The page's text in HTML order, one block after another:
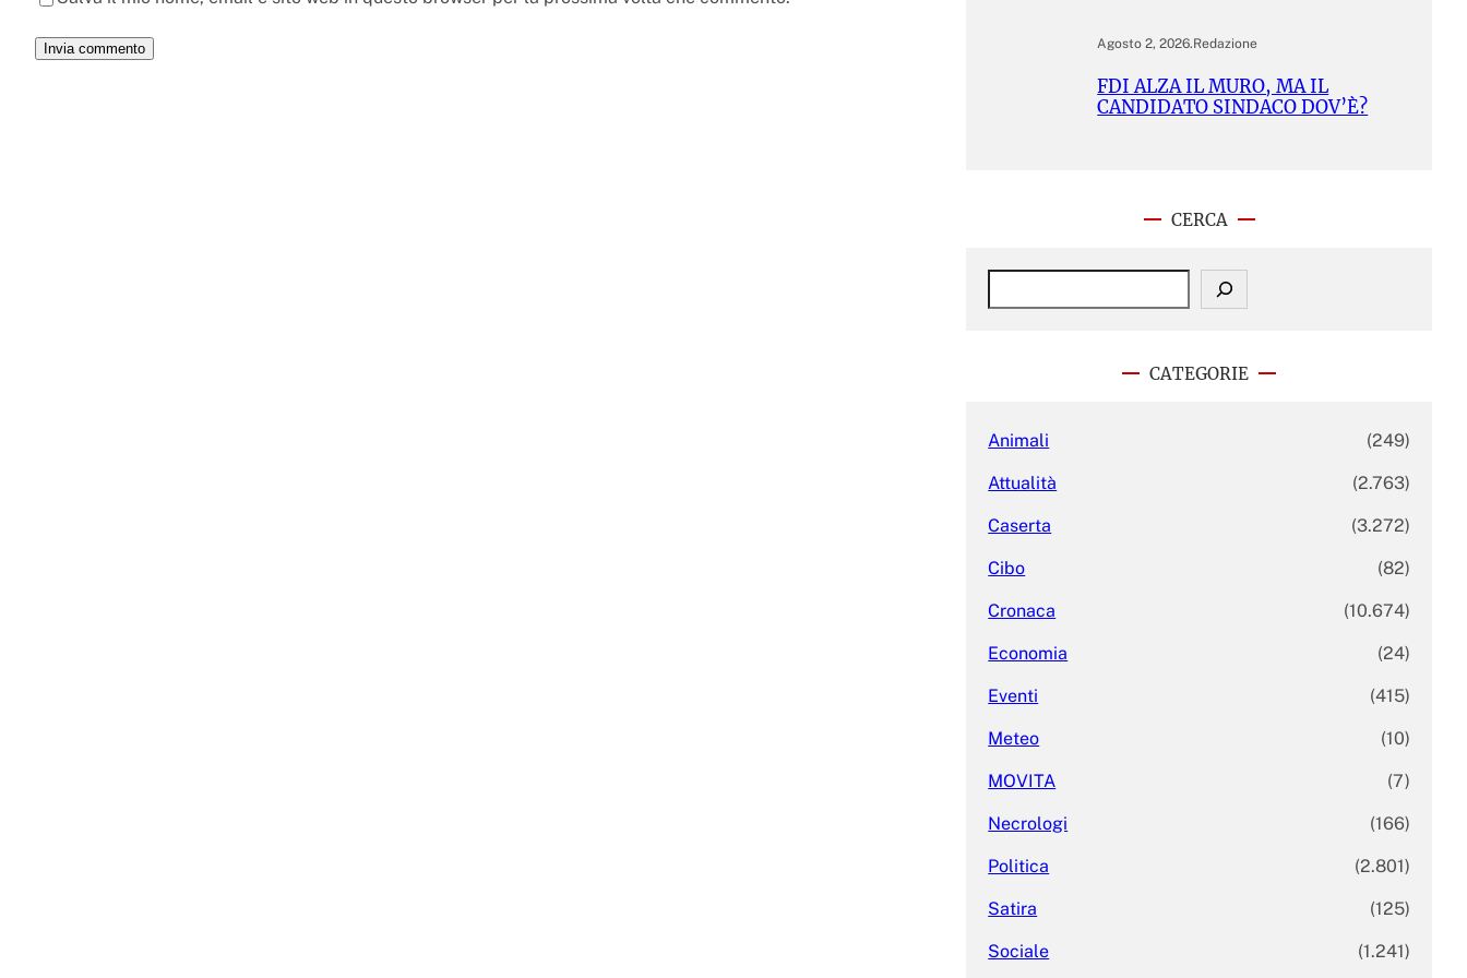
Agosto 2, 2026.Redazione
FDI ALZA IL MURO, MA IL
CANDIDATO SINDACO DOV’È?
CERCA
S
CATEGORIE
Animali (249)
Attualità (2.763)
Caserta (3.272)
Cibo (82)
Cronaca (10.674)
Economia (24)
Eventi (415)
Meteo (10)
MOVITA (7)
Necrologi (166)
Politica (2.801)
Satira (125)
Sociale (1.241)